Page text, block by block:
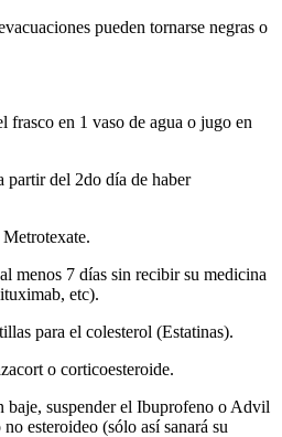
pueden tornarse negras o
frasco en 1 vaso de agua o jugo en
partir del 2do día de haber
menos 7 días sin recibir su medicina
etc).
para el colesterol (Estatinas).
o corticoesteroide.
suspender el Ibuprofeno o Advil
esteroideo (sólo así sanará su